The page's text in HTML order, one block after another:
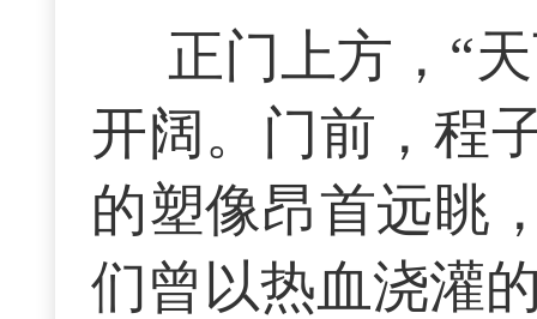
正门上方，“
开阔。门前，程
的塑像昂首远眺
们曾以热血浇灌